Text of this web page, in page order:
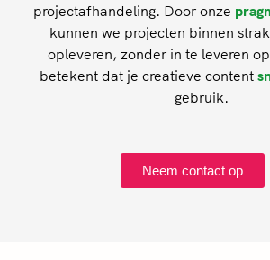
projectafhandeling. Door onze
kunnen we projecten binnen
opleveren, zonder in te leveren
betekent dat je creatieve content
gebruik.
Neem contact op